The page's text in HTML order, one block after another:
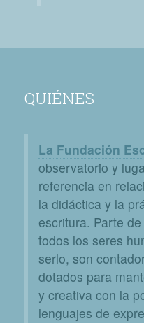
QUIÉNES
La Fundación
observatorio y
referencia en
la didáctica y la
escritura. Parte
todos los seres
serlo, son
dotados para
y creativa con la
lenguajes de